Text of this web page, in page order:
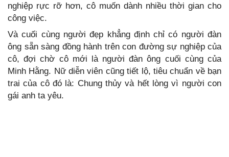
nghiệp rực rỡ hơn, cô muốn dành nhiều thời gian cho
công việc.
Và cuối cùng người đẹp khẳng định chỉ có người đàn
ông sẵn sàng đồng hành trên con đường sự nghiệp của
cô, đợi chờ cô mới là người đàn ông cuối cùng của
Minh Hằng. Nữ diễn viên cũng tiết lộ, tiêu chuẩn về bạn
trai của cô đó là: Chung thủy và hết lòng vì người con
gái anh ta yêu.